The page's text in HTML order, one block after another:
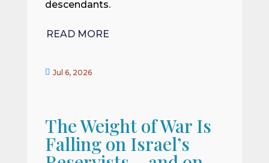
descendants.
READ MORE
 Jul 6, 2026
The Weight of War Is
Falling on Israel’s